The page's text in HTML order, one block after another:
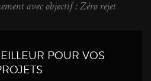
avec objectif : Zéro rejet
POUR VOS